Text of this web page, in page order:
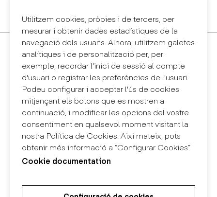
Utilitzem cookies, pròpies i de tercers, per
mesurar i obtenir dades estadístiques de la
navegació dels usuaris. Alhora, utilitzem galetes
analítiques i de personalització per, per
exemple, recordar l'inici de sessió al compte
d'usuari o registrar les preferències de l'usuari.
Podeu configurar i acceptar l'ús de cookies
mitjançant els botons que es mostren a
continuació, i modificar les opcions del vostre
consentiment en qualsevol moment visitant la
nostra Política de Cookies. Així mateix, pots
obtenir més informació a “Configurar Cookies”.
Cookie documentation
Sintema intern d'informació (canal de denúncies)
Contacte
+34 932 030 923
info@eina.cat
Eina Sentmenat
Passeig Santa Eulàlia, 25
08017 Barcelona
+34 672 31 86 57
Eina Bosc
Carrer del Bosc, 2
+34 675 78 48 03